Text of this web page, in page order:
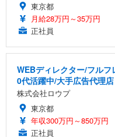
東京都
月給28万円～35万円
正社員
WEBディレクター/フル
0代活躍中/大手広告代理
株式会社ロウプ
東京都
年収300万円～850万円
正社員